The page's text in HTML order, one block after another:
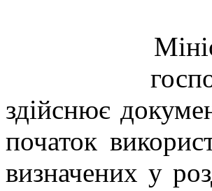
здійснює
початок
визначених у